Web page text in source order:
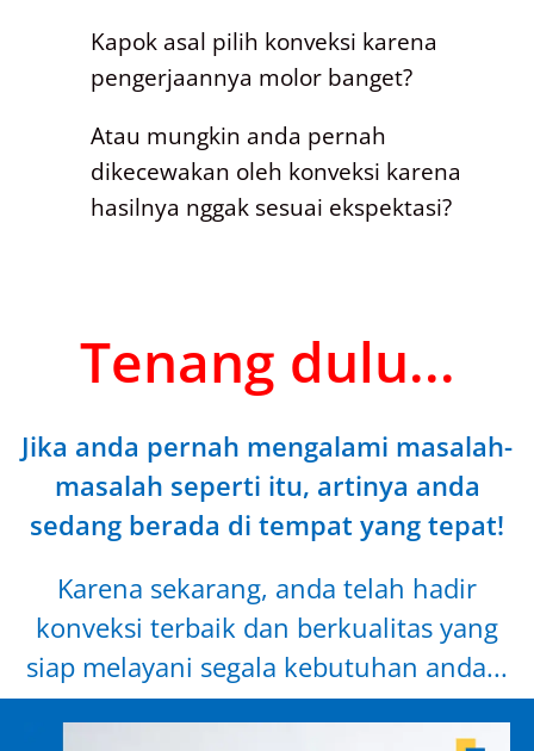
Kapok asal pilih konveksi karena
pengerjaannya molor banget?
Atau mungkin anda pernah
dikecewakan oleh konveksi karena
hasilnya nggak sesuai ekspektasi?
Tenang dulu...
Jika anda pernah mengalami masalah-
masalah seperti itu, artinya anda
sedang berada di tempat yang tepat!
Karena sekarang, anda telah hadir
konveksi terbaik dan berkualitas yang
siap melayani segala kebutuhan anda...